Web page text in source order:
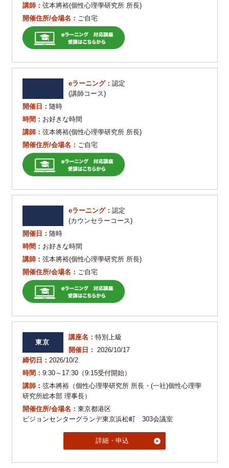
講師： 弦本將裕(個性心理學研究所 所長)
開催住所/会場名： ご自宅
eラーニング： 認定
(講師コース)
開催日： 随時
時間： お好きな時間
講師： 弦本將裕(個性心理學研究所 所長)
開催住所/会場名： ご自宅
eラーニング： 認定
(カウンセラーコース)
開催日： 随時
時間： お好きな時間
講師： 弦本將裕(個性心理學研究所 所長)
開催住所/会場名： ご自宅
東京
講座名： 特別上級
開催日： 2026/10/17
締切日： 2026/10/2
時間： 9:30～17:30（9:15受付開始）
講師： 弦本將裕（個性心理學研究所 所長・(一社)個性心理學
研究所総本部 理事長）
開催住所/会場名： 東京都港区
ビジョンセンターグランデ東京浜松町 303会議室
詳細・申込